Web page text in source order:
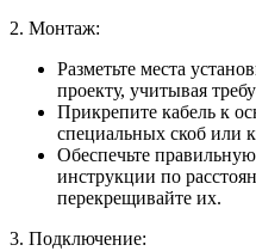
2. Монтаж:
Разметьте места
проекту, учитывая
Прикрепите кабель к
специальных скоб или
Обеспечьте
инструкции по
перекрещивайте их.
3. Подключение: